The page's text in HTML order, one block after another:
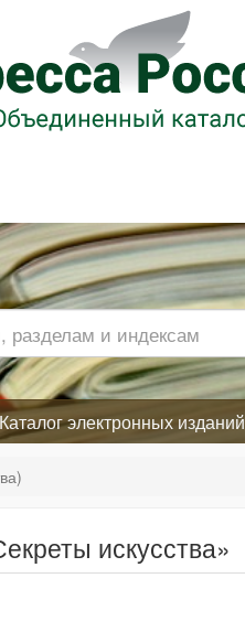
электронных изданий
искусства»